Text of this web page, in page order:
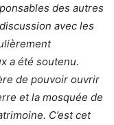
des autres
avec les
a été soutenu.
de pouvoir ouvrir
et la mosquée de
C’est cet